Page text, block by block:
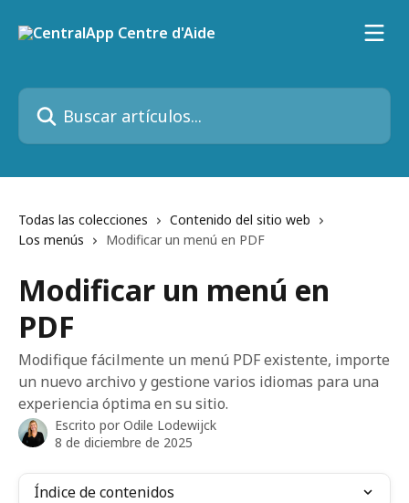
Buscar artículos...
Todas las colecciones
Contenido del sitio web
Los menús
Modificar un menú en PDF
Modificar un menú en
PDF
Modifique fácilmente un menú PDF existente, importe
un nuevo archivo y gestione varios idiomas para una
experiencia óptima en su sitio.
Escrito por Odile Lodewijck
8 de diciembre de 2025
Índice de contenidos